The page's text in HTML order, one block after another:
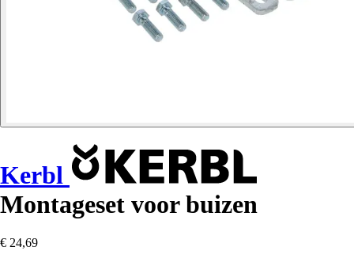
Kerbl
Montageset voor buizen
€ 24,69